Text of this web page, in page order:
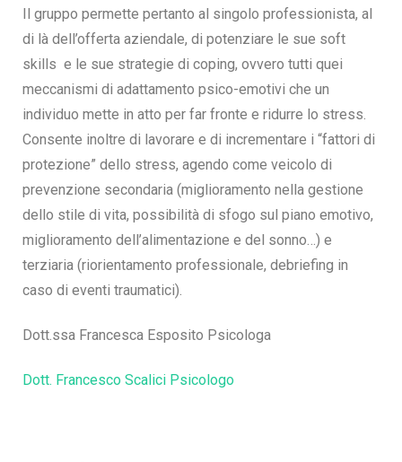
Il gruppo permette pertanto al singolo professionista, al
di là dell’offerta aziendale, di potenziare le sue soft
skills e le sue strategie di coping, ovvero tutti quei
meccanismi di adattamento psico-emotivi che un
individuo mette in atto per far fronte e ridurre lo stress.
Consente inoltre di lavorare e di incrementare i “fattori di
protezione” dello stress, agendo come veicolo di
prevenzione secondaria (miglioramento nella gestione
dello stile di vita, possibilità di sfogo sul piano emotivo,
miglioramento dell’alimentazione e del sonno…) e
terziaria (riorientamento professionale, debriefing in
caso di eventi traumatici).
Dott.ssa Francesca Esposito Psicologa
Dott. Francesco Scalici Psicologo